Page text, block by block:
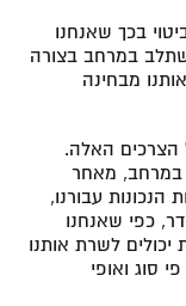
בכך שאנחנו
במרחב בצורה
מבחינה
הצרכים האלה.
במרחב, מאחר
הנכונות עבורנו,
כפי שאנחנו
יכולים לשרת אותנו
סוג ואופי